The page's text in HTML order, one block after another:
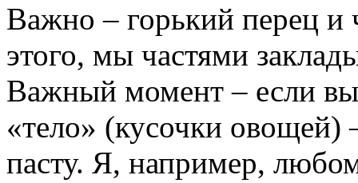
Важно – горький перец и
этого, мы частями
Важный момент – если
«тело» (кусочки овощей)
пасту. Я, например,